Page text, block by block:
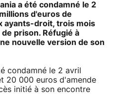
a été condamné le 2
d'euros de
ayants-droit, trois mois
prison. Réfugié à
nouvelle version de son
condamné le 2 avril
20 000 euros d'amende
initié à son encontre